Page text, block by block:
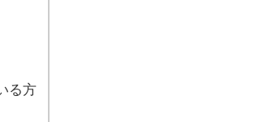
る方